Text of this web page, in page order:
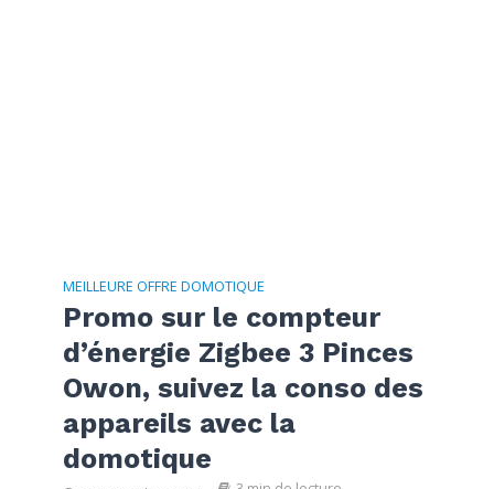
MEILLEURE OFFRE DOMOTIQUE
Promo sur le compteur
d’énergie Zigbee 3 Pinces
Owon, suivez la conso des
appareils avec la
domotique